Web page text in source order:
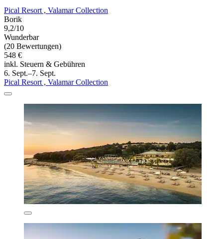
Pical Resort , Valamar Collection
Borik
9,2/10
Wunderbar
(20 Bewertungen)
548 €
inkl. Steuern & Gebühren
6. Sept.–7. Sept.
Pical Resort , Valamar Collection